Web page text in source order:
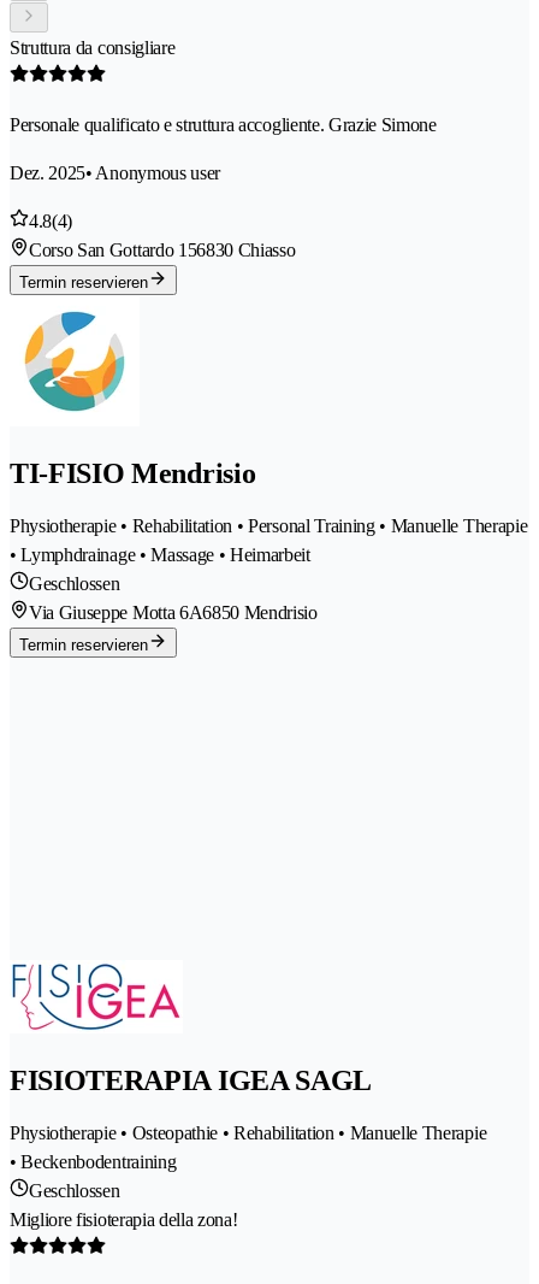
Struttura da consigliare
Personale qualificato e struttura accogliente. Grazie Simone
Dez. 2025• Anonymous user
4.8(4)
Corso San Gottardo 156830 Chiasso
Termin reservieren
TI-FISIO Mendrisio
Physiotherapie • Rehabilitation • Personal Training • Manuelle Therapie
• Lymphdrainage • Massage • Heimarbeit
Geschlossen
Via Giuseppe Motta 6A6850 Mendrisio
Termin reservieren
FISIOTERAPIA IGEA SAGL
Physiotherapie • Osteopathie • Rehabilitation • Manuelle Therapie
• Beckenbodentraining
Geschlossen
Migliore fisioterapia della zona!